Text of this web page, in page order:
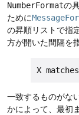
NumberFormatの
ために
の昇順リストで指
方が開いた間隔を
一致するものがな
かによって、最初